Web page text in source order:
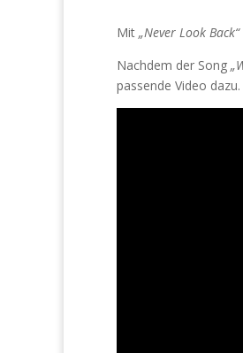
Mit „Never Look Back“
Nachdem der Song
passende Video dazu.